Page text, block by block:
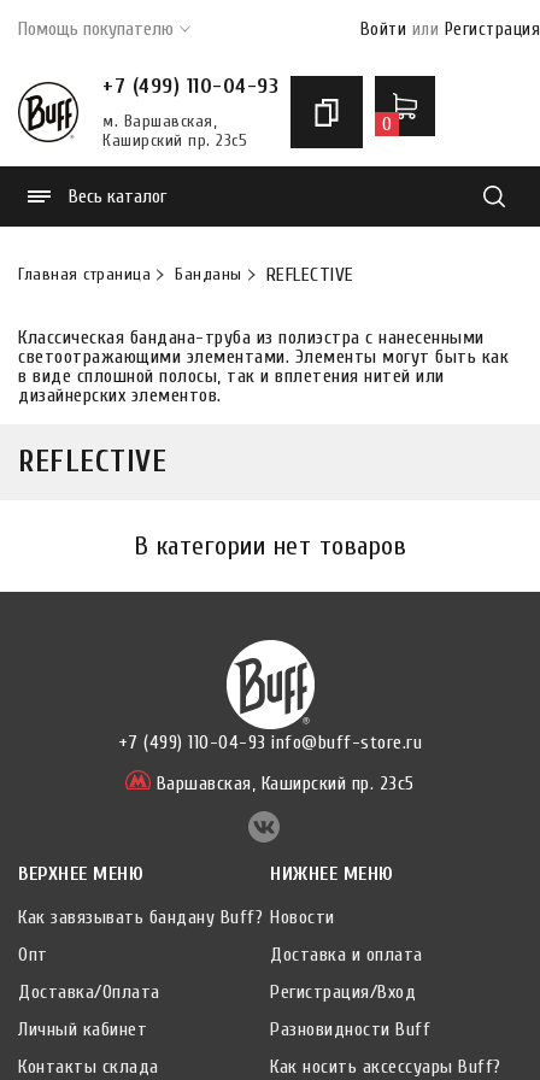
Помощь покупателю Войти или Регистрация
+7 (499) 110-04-93
м. Варшавская,
Каширский пр. 23с5
0
Весь каталог
Главная страница Банданы REFLECTIVE
Классическая бандана-труба из полиэстра с нанесенными
светоотражающими элементами. Элементы могут быть как
в виде сплошной полосы, так и вплетения нитей или
дизайнерских элементов.
REFLECTIVE
В категории нет товаров
+7 (499) 110-04-93 info@buff-store.ru
Варшавская, Каширский пр. 23с5
ВЕРХНЕЕ МЕНЮ
Как завязывать бандану Buff?
Опт
Доставка/Оплата
Личный кабинет
Контакты склада
НИЖНЕЕ МЕНЮ
Новости
Доставка и оплата
Регистрация/Вход
Разновидности Buff
Как носить аксессуары Buff?